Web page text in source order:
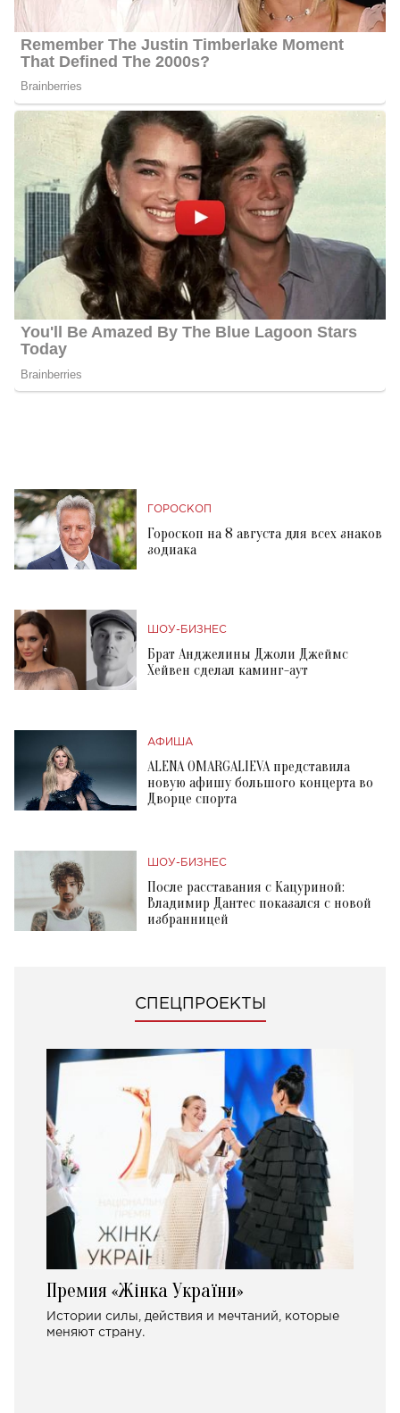
ГОРОСКОП
Гороскоп на 8 августа для всех знаков
зодиака
ШОУ-БИЗНЕС
Брат Анджелины Джоли Джеймс
Хейвен сделал каминг-аут
АФИША
ALENA OMARGALIEVA представила
новую афишу большого концерта во
Дворце спорта
ШОУ-БИЗНЕС
После расставания с Кацуриной:
Владимир Дантес показался с новой
избранницей
СПЕЦПРОЕКТЫ
Премия «Жінка України»
Истории силы, действия и мечтаний, которые
меняют страну.